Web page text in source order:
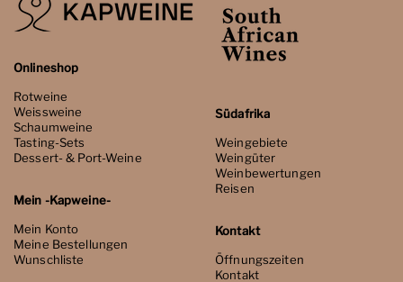
Onlineshop
Rotweine
Weissweine
Schaumweine
Tasting-Sets
Dessert- & Port-Weine
Mein -Kapweine-
Mein Konto
Meine Bestellungen
Wunschliste
Südafrika
Weingebiete
Weingüter
Weinbewertungen
Reisen
Kontakt
Öffnungszeiten
Kontakt